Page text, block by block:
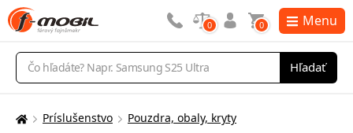
Vyhľadávanie
Hľadať
0 0 Menu
Tu
Príslušenstvo Pouzdra, obaly, kryty